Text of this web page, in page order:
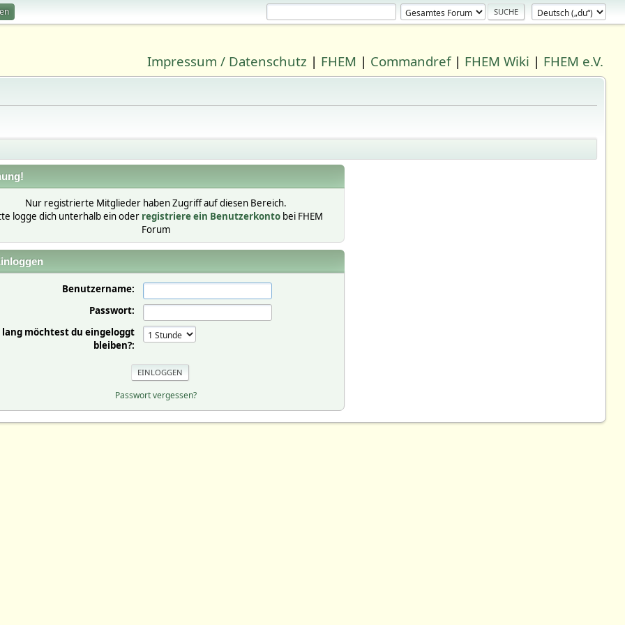
Impressum / Datenschutz | FHEM | Commandref| FHEM Wiki | FHEM e.V.
Nur registrierte Mitglieder haben Zugriff auf diesen Bereich.
logge dich unterhalb ein oder registriere ein Benutzerkontobei FHEM
Forum
Benutzername:
Passwort:
lang möchtest du eingeloggt
bleiben?:
Passwort vergessen?